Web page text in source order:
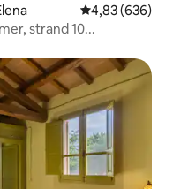
Gemiddelde
4,83 (636)
strand 10...